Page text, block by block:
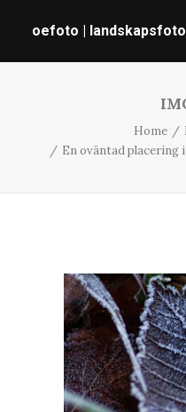
oefoto | landskapsfoto
SÖK
Home
En oväntad placering